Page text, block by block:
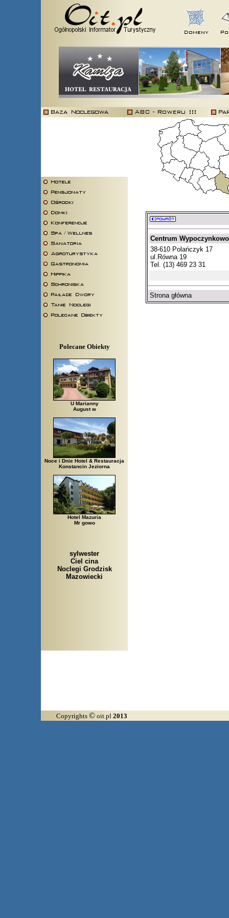
Polecane Obiekty
U Marianny
August w
Noce i Dnie Hotel & Restauracja
Konstancin Jeziorna
Hotel Mazuria
Mr gowo
sylwester
Ciel cina
Noclegi Grodzisk
Mazowiecki
Centrum
38-610 Polańczyk 17
ul.Równa 19
Tel. (13) 469 23 31
Strona główna
Copyrights © oit.pl 2013